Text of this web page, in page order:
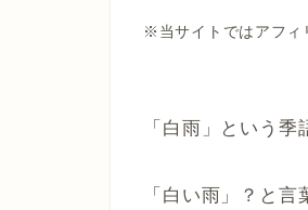
※当サイトではアフィ
「白雨」という季
「白い雨」？と